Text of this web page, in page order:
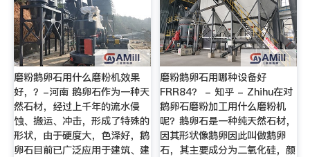
磨粉鹅卵石用什么磨粉机效果
好，？-河南 鹅卵石作为一种天
然石材，经过上千年的流水侵
蚀、搬运、冲击，形成了特殊的
形状，由于硬度大，色泽好，鹅
卵石目前已广泛应用于建筑、建
磨粉鹅卵石用哪种设备好
FRR84？ - 知乎 - Zhihu在对
鹅卵石磨粉加工用什么磨粉机
呢？鹅卵石是一种纯天然石材，
因其形状像鹅卵因此叫做鹅卵
石，其主要成分为二氧化硅，颜